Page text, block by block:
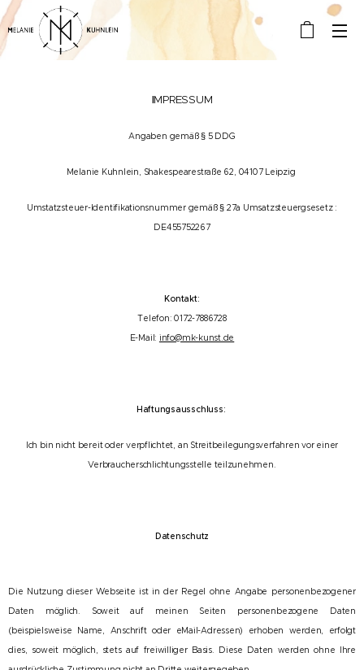
IMPRESSUM
Angaben gemäß § 5 DDG
Melanie Kuhnlein, Shakespearestraße 62, 04107 Leipzig
Umstatzsteuer-Identifikationsnummer gemäß§ 27a Umsatzsteuergsesetz:
DE455752267
Kontakt:
Telefon: 0172-7886728
E-Mail: info@mk-kunst.de
Haftungsausschluss:
Ich bin nicht bereit oder verpflichtet, an Streitbeilegungsverfahren vor einer
Verbraucherschlichtungsstelle teilzunehmen.
Datenschutz
Die Nutzung dieser Webseite ist in der Regel ohne Angabe personenbezogener
Daten möglich. Soweit auf meinen Seiten personenbezogene Daten
(beispielsweise Name, Anschrift oder eMail-Adressen) erhoben werden, erfolgt
dies, soweit möglich, stets auf freiwilliger Basis. Diese Daten werden ohne Ihre